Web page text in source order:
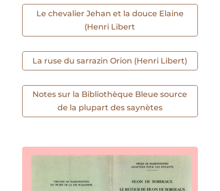
Le chevalier Jehan et la douce Elaine
(Henri Libert
La ruse du sarrazin Orion (Henri Libert)
Notes sur la Bibliothèque Bleue source
de la plupart des saynètes